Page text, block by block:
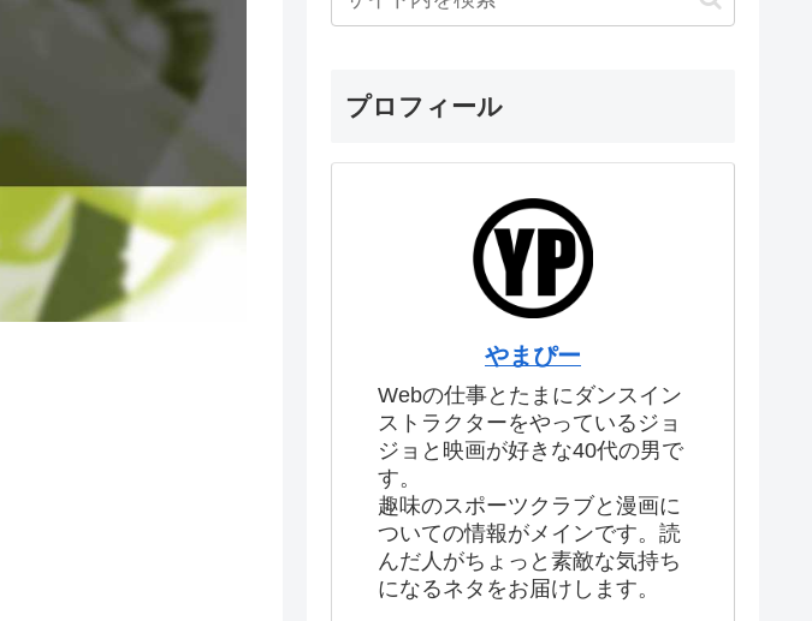
プロフィール
やまぴー
Webの仕事とたまにダンスイン
ストラクターをやっているジョ
ジョと映画が好きな40代の男で
す。
趣味のスポーツクラブと漫画に
ついての情報がメインです。読
んだ人がちょっと素敵な気持ち
になるネタをお届けします。